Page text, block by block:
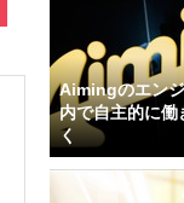
Aimingのエン
内で自主的に働
く